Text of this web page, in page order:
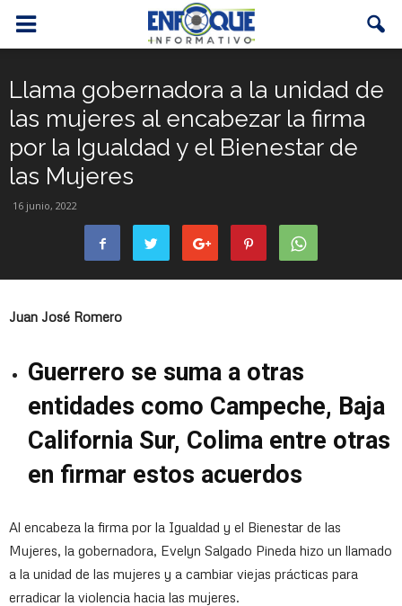
Llama gobernadora a la unidad de
las mujeres al encabezar la firma
por la Igualdad y el Bienestar de
las Mujeres
16 junio, 2022
Juan José Romero
Guerrero se suma a otras
entidades como Campeche, Baja
California Sur, Colima entre otras
en firmar estos acuerdos
Al encabeza la firma por la Igualdad y el Bienestar de las
Mujeres, la gobernadora, Evelyn Salgado Pineda hizo un llamado
a la unidad de las mujeres y a cambiar viejas prácticas para
erradicar la violencia hacia las mujeres.